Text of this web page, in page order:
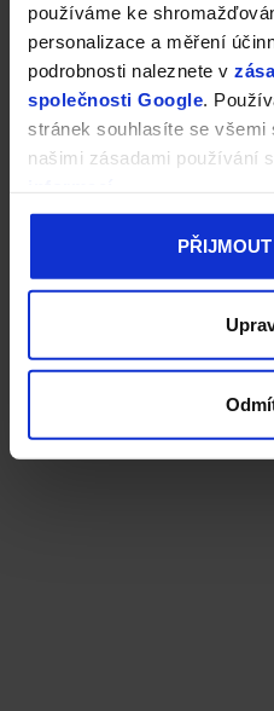
používáme ke
personalizace a měření
podrobnosti naleznete v
společnosti Google.
stránek souhlasíte se všemi
našimi zásadami používání